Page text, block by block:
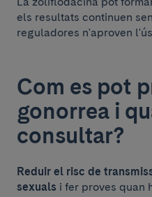
els resultats continuen
reguladores n'aproven
Com es pot
gonorrea i
consultar?
Reduir el risc de
sexuals i fer proves quan